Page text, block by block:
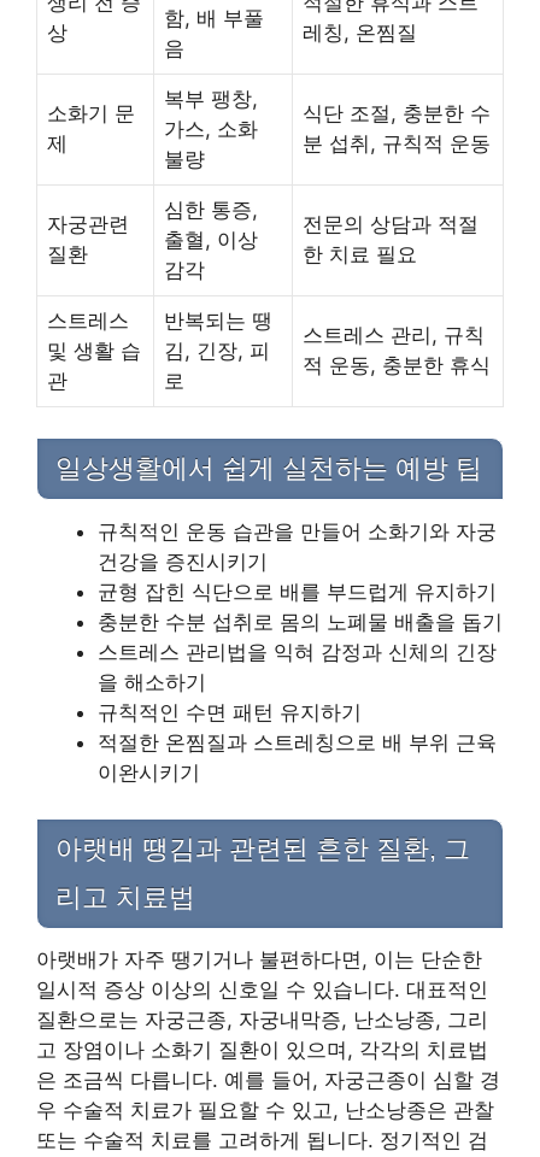
상
함, 배 부풀
음
레칭, 온찜질
소화기 문
제
복부 팽창,
가스, 소화
불량
식단 조절, 충분한 수
분 섭취, 규칙적 운동
자궁관련
질환
심한 통증,
출혈, 이상
감각
전문의 상담과 적절
한 치료 필요
스트레스
및 생활 습
관
반복되는 땡
김, 긴장, 피
로
스트레스 관리, 규칙
적 운동, 충분한 휴식
일상생활에서 쉽게 실천하는 예방 팁
규칙적인 운동 습관을 만들어 소화기와 자궁
건강을 증진시키기
균형 잡힌 식단으로 배를 부드럽게 유지하기
충분한 수분 섭취로 몸의 노폐물 배출을 돕기
스트레스 관리법을 익혀 감정과 신체의 긴장
을 해소하기
규칙적인 수면 패턴 유지하기
적절한 온찜질과 스트레칭으로 배 부위 근육
이완시키기
아랫배 땡김과 관련된 흔한 질환, 그
리고 치료법
아랫배가 자주 땡기거나 불편하다면, 이는 단순한
일시적 증상 이상의 신호일 수 있습니다. 대표적인
질환으로는 자궁근종, 자궁내막증, 난소낭종, 그리
고 장염이나 소화기 질환이 있으며, 각각의 치료법
은 조금씩 다릅니다. 예를 들어, 자궁근종이 심할 경
우 수술적 치료가 필요할 수 있고, 난소낭종은 관찰
또는 수술적 치료를 고려하게 됩니다. 정기적인 검